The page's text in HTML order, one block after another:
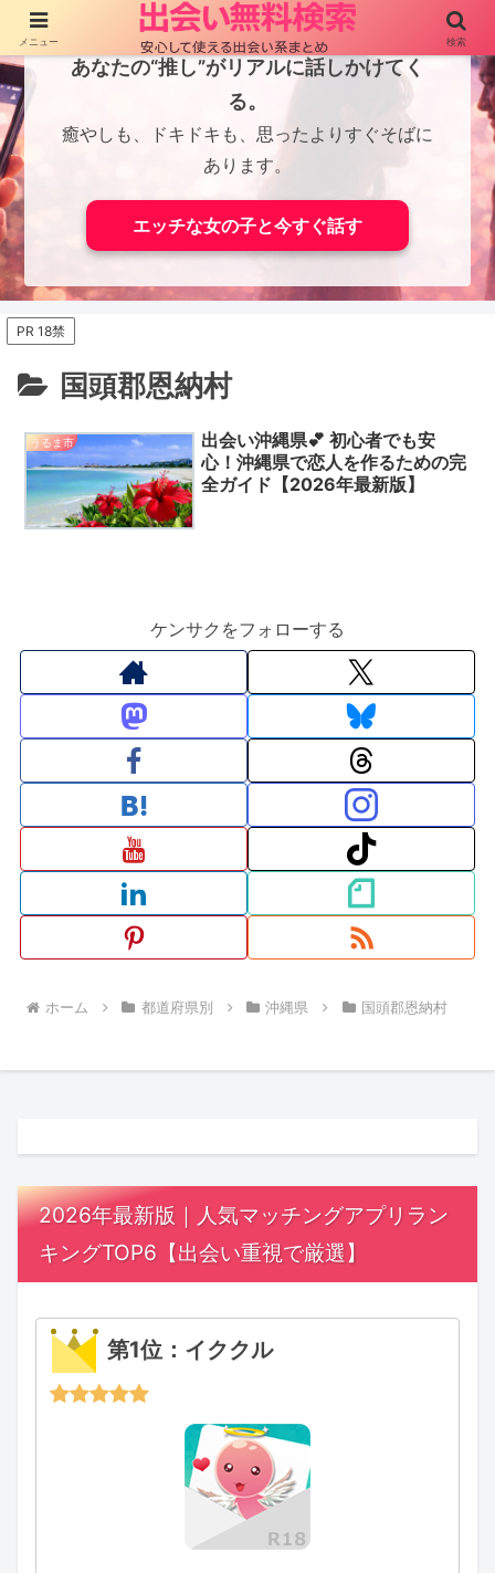
あなたの“推し”がリアルに話しかけてく
る。
癒やしも、ドキドキも、思ったよりすぐそばに
あります。
エッチな女の子と今すぐ話す
PR 18禁
国頭郡恩納村
うるま市
出会い沖縄県💕 初心者でも安
心！沖縄県で恋人を作るための完
全ガイド【2026年最新版】
ケンサクをフォローする
ホーム 都道府県別 沖縄県 国頭郡恩納村
2026年最新版｜人気マッチングアプリラン
キングTOP6【出会い重視で厳選】
第1位：イククル
メニュー 検索